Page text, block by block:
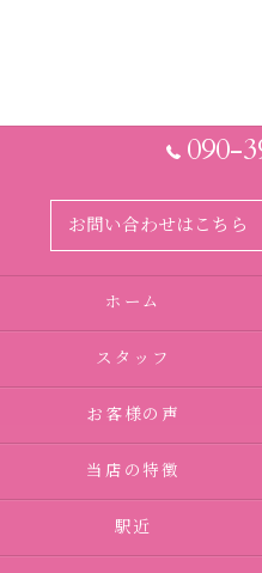
090-
お問い合わせはこちら
ホーム
スタッフ
お客様の声
当店の特徴
駅近